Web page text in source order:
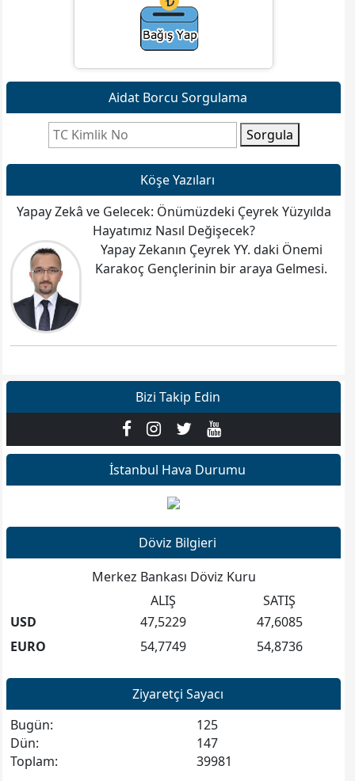
Bizi Takip Edin
İstanbul Hava Durumu
Döviz Bilgieri
Merkez Bankası Döviz Kuru
ALIŞ
SATIŞ
USD
47,5229
47,6085
EURO
54,7749 54,8736
Ziyaretçi Sayacı
Bugün:
125
Dün:
147
Toplam:
39981
Aidat Borcu Sorgulama
Sorgula
Köşe Yazıları
Yapay Zekâ ve Gelecek: Önümüzdeki Çeyrek Yüzyılda
Hayatımız Nasıl Değişecek?
Yapay Zekanın Çeyrek YY. daki Önemi
Karakoç Gençlerinin bir araya Gelmesi.